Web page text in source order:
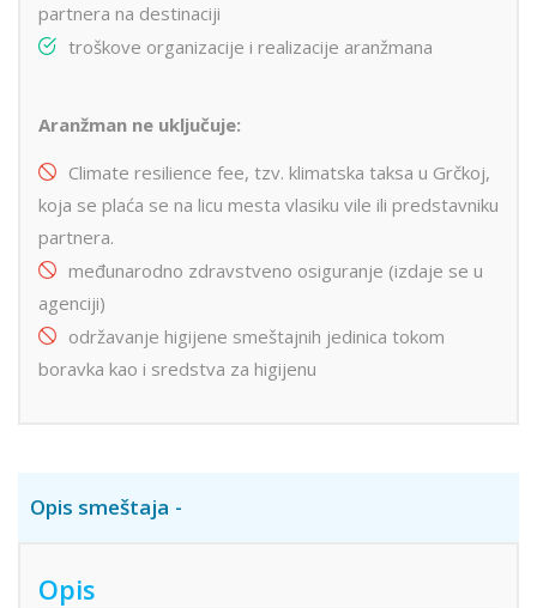
partnera na destinaciji
troškove organizacije i realizacije aranžmana
Aranžman ne uključuje:
Climate resilience fee, tzv. klimatska taksa u Grčkoj,
koja se plaća se na licu mesta vlasiku vile ili predstavniku
partnera.
međunarodno zdravstveno osiguranje (izdaje se u
agenciji)
održavanje higijene smeštajnih jedinica tokom
boravka kao i sredstva za higijenu
Opis smeštaja
Opis